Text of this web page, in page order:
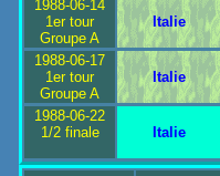
1988-06-14
1er tour
Groupe A
Italie
1988-06-17
1er tour
Groupe A
Italie
1988-06-22
1/2 finale
Italie